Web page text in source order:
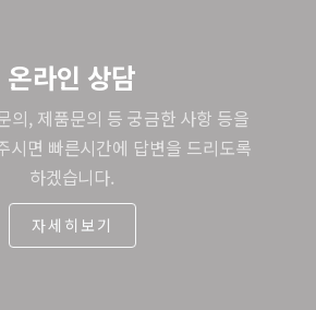
온라인 상담
의, 제품문의 등 궁금한 사항 등을
시면 빠른시간에 답변을 드리도록
하겠습니다.
자세히보기